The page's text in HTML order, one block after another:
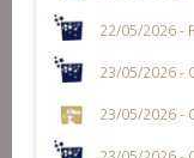
22/05/2026 -
23/05/2026 -
23/05/2026 -